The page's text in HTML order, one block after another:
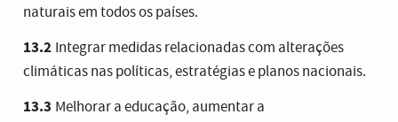
naturais em todos os países.
13.2 Integrar medidas relacionadas com alterações
climáticas nas políticas, estratégias e planos nacionais.
13.3 Melhorar a educação, aumentar a